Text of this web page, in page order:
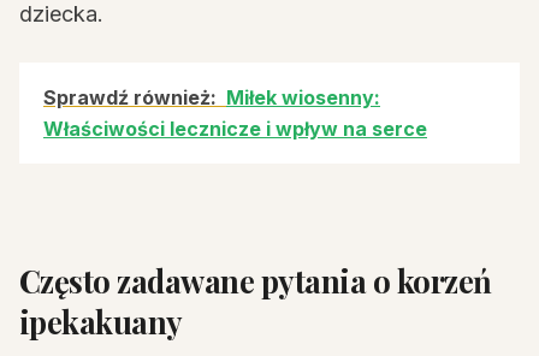
dziecka.
Sprawdź również: Miłek wiosenny:
Właściwości lecznicze i wpływ na serce
Często zadawane pytania o korzeń
ipekakuany